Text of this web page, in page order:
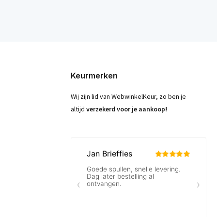
Keurmerken
Wij zijn lid van WebwinkelKeur, zo ben je
altijd verzekerd voor je aankoop!